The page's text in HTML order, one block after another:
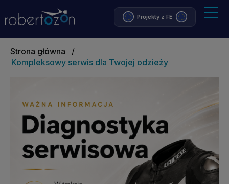
Projekty z FE
Strona główna
/
Kompleksowy serwis dla Twojej odzieży